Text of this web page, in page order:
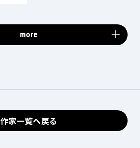
more
作家一覧へ戻る